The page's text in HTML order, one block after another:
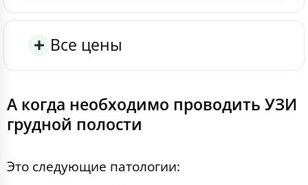
Все цены
А когда необходимо проводить УЗИ
грудной полости
Это следующие патологии: